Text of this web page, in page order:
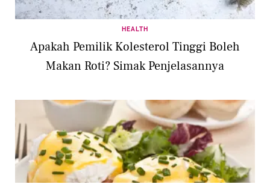
HEALTH
Apakah Pemilik Kolesterol Tinggi Boleh
Makan Roti? Simak Penjelasannya